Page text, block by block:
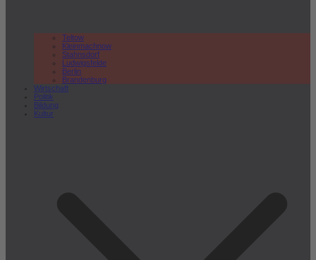
Teltow
Kleinmachnow
Stahnsdorf
Ludwigsfelde
Berlin
Brandenburg
Wirtschaft
Politik
Bildung
Kultur